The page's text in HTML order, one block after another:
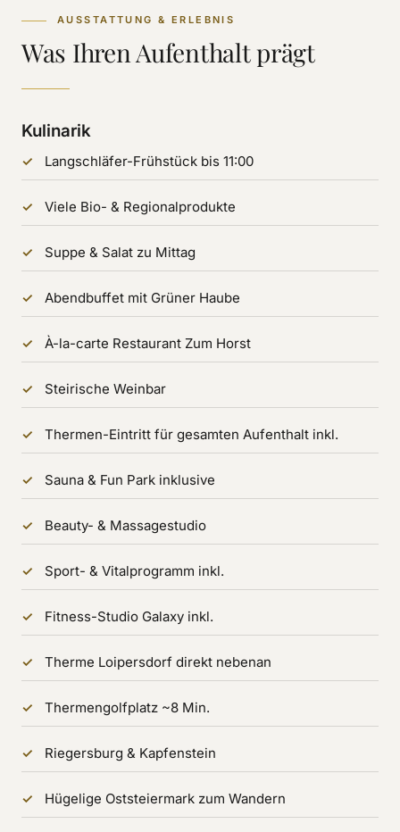
AUSSTATTUNG & ERLEBNIS
Was Ihren Aufenthalt prägt
Kulinarik
Langschläfer-Frühstück bis 11:00
Viele Bio- & Regionalprodukte
Suppe & Salat zu Mittag
Abendbuffet mit Grüner Haube
À-la-carte Restaurant Zum Horst
Steirische Weinbar
Thermen-Eintritt für gesamten Aufenthalt inkl.
Sauna & Fun Park inklusive
Beauty- & Massagestudio
Sport- & Vitalprogramm inkl.
Fitness-Studio Galaxy inkl.
Therme Loipersdorf direkt nebenan
Thermengolfplatz ~8 Min.
Riegersburg & Kapfenstein
Hügelige Oststeiermark zum Wandern